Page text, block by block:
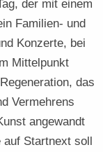
der mit einem
Familien- und
Konzerte, bei
Mittelpunkt
das
Vermehrens
angewandt
auf Startnext soll